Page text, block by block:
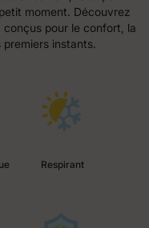
moment. Découvrez
conçus pour le confort, la
instants.
Respirant